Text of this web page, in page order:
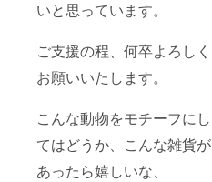
いと思っています。
ご支援の程、何卒よろしく
お願いいたします。
こんな動物をモチーフにし
てはどうか、こんな雑貨が
あったら嬉しいな、